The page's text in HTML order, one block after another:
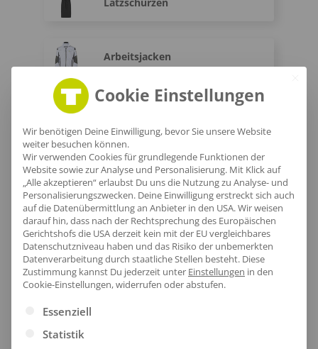
Arbeitsjacken
Warnwesten
Warnschutz-T-Shirts
Fleece Warnschutzjacken
Cookie Einstellungen
Wir benötigen Deine Einwilligung, bevor Sie unsere Website
weiter besuchen können.
Wir verwenden Cookies für grundlegende Funktionen der
Website sowie zur Analyse und Personalisierung. Mit Klick auf
„Alle akzeptieren“ erlaubst Du uns die Nutzung zu Analyse- und
Personalisierungszwecken. Deine Einwilligung erstreckt sich auch
auf die Datenübermittlung an Anbieter in den USA. Wir weisen
darauf hin, dass nach der Rechtsprechung des Europäischen
Gerichtshofs die USA derzeit kein mit der EU vergleichbares
Datenschutzniveau haben und das Risiko der unbemerkten
Datenverarbeitung durch staatliche Stellen besteht. Diese
Zustimmung kannst Du jederzeit unter Einstellungen in den
Cookie-Einstellungen, widerrufen oder abstufen.
Es folgt eine Liste der Service-Gruppen, für die eine
Essenziell
Statistik